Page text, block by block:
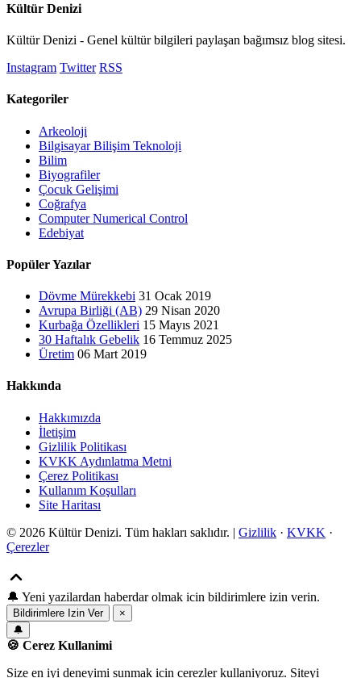
Kültür Denizi
Kültür Denizi - Genel kültür bilgileri paylaşan bağımsız blog sitesi.
Instagram Twitter RSS
Kategoriler
Arkeoloji
Bilgisayar Bilişim Teknoloji
Bilim
Biyografiler
Çocuk Gelişimi
Coğrafya
Computer Numerical Control
Edebiyat
Popüler Yazılar
Dövme Mürekkebi 31 Ocak 2019
Avrupa Birliği (AB) 29 Nisan 2020
Kurbağa Özellikleri 15 Mayıs 2021
30 Haftalık Gebelik 16 Temmuz 2025
Üretim 06 Mart 2019
Hakkında
Hakkımızda
İletişim
Gizlilik Politikası
KVKK Aydınlatma Metni
Çerez Politikası
Kullanım Koşulları
Site Haritası
© 2026 Kültür Denizi. Tüm hakları saklıdır. | Gizlilik · KVKK ·
Çerezler
🔔 Yeni yazilardan haberdar olmak icin bildirimlere izin verin.
Bildirimlere Izin Ver
×
🔔
🍪 Cerez Kullanimi
Size en iyi deneyimi sunmak icin cerezler kullaniyoruz. Siteyi